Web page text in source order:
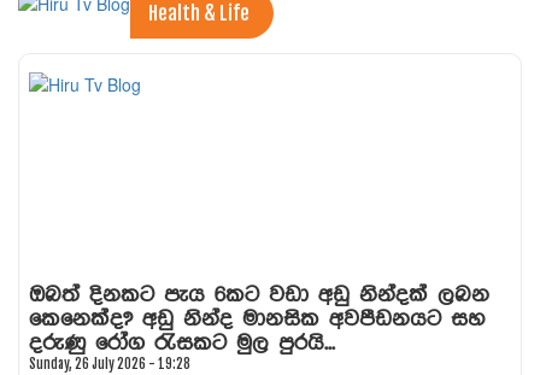
Health & Life
ඔබත් දිනකට පැය 6කට වඩා අඩු නින්දක් ලබන
කෙනෙක්ද? අඩු නින්ද මානසික අවපීඩනයට සහ
දරුණු රෝග රැසකට මුල පුරයි...
Sunday, 26 July 2026 - 19:28